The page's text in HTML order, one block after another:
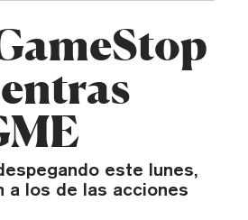
este lunes,
a los de las acciones